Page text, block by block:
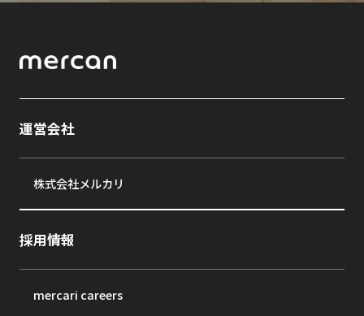
運営会社
株式会社メルカリ
採用情報
mercari careers